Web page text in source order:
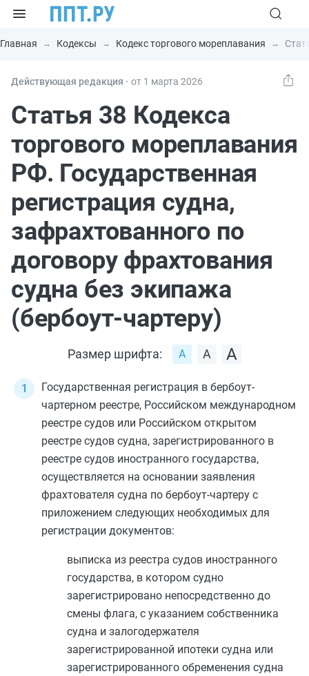
Главная Кодексы Кодекс торгового мореплавания
Действующая редакция ⸱ от 1 марта 2026
Статья 38 Кодекса
торгового мореплавания
РФ. Государственная
регистрация судна,
зафрахтованного по
договору фрахтования
судна без экипажа
(бербоут-чартеру)
Размер шрифта:
Государственная регистрация в бербоут-
чартерном реестре, Российском международном
реестре судов или Российском открытом
реестре судов судна, зарегистрированного в
реестре судов иностранного государства,
осуществляется на основании заявления
фрахтователя судна по бербоут-чартеру с
приложением следующих необходимых для
регистрации документов:
выписка из реестра судов иностранного
государства, в котором судно
зарегистрировано непосредственно до
смены флага, с указанием собственника
судна и залогодержателя
зарегистрированной ипотеки судна или
зарегистрированного обременения судна